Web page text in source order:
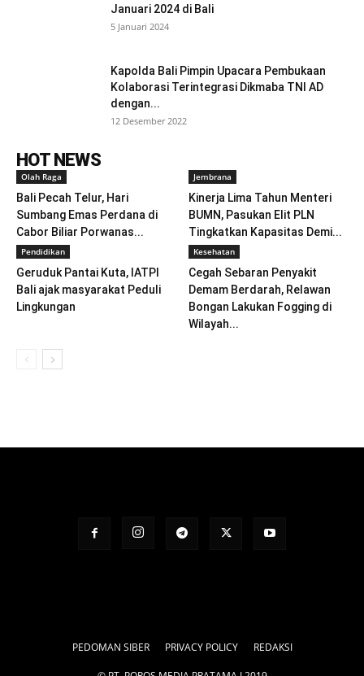
Januari 2024 di Bali
5 Januari 2024
Kapolda Bali Pimpin Upacara Pembukaan
Kolaborasi Terintegrasi Dikmaba TNI AD
dengan...
12 Desember 2022
HOT NEWS
Olah Raga
Bali Pecah Telur, Hari
Sumbang Emas Perdana di
Cabor Biliar Porwanas...
Jembrana
Kinerja Lima Tahun Menteri
BUMN, Pasukan Elit PLN
Tingkatkan Kapasitas Demi...
Pendidikan
Geruduk Pantai Kuta, IATPI
Bali ajak masyarakat Peduli
Lingkungan
Kesehatan
Cegah Sebaran Penyakit
Demam Berdarah, Relawan
Bongan Lakukan Fogging di
Wilayah...
PEDOMAN SIBER PRIVACY POLICY REDAKSI